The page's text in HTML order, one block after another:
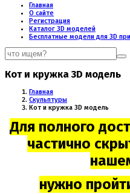
Главная
О сайте
Регистрация
Каталог 3D моделей
Бесплатные модели для 3D
Кот и кружка 3D модель
Главная
Скульптуры
Кот и кружка 3D модель
Для полного
частично
нужно